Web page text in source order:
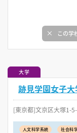
この学
大学
跡見学園女子
[東京都]文京区大塚1-
人文科学系統 社会科